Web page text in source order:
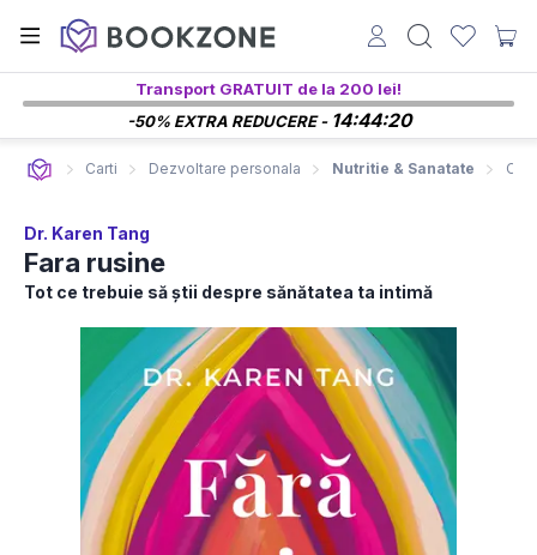
Transport GRATUIT de la 200 lei!
-50% EXTRA REDUCERE - 14:44:18
Carti Dezvoltare personala Nutritie & Sanatate
Dr. Karen Tang
Fara rusine
Tot ce trebuie să știi despre sănătatea ta intimă